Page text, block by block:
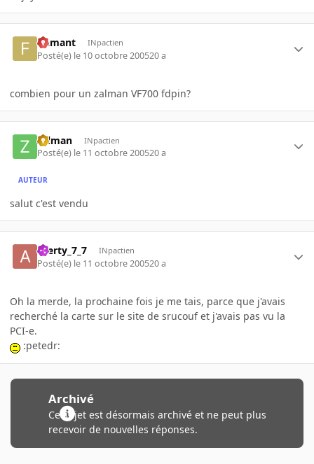
flamant INpactien
Posté(e) le 10 octobre 200520 a
combien pour un zalman VF700 fdpin?
zalman INpactien
Posté(e) le 11 octobre 200520 a
AUTEUR
salut c'est vendu
azerty_7_7 INpactien
Posté(e) le 11 octobre 200520 a
Oh la merde, la prochaine fois je me tais, parce que j'avais
recherché la carte sur le site de srucouf et j'avais pas vu la
PCI-e.
:petedr:
Archivé
Ce sujet est désormais archivé et ne peut plus
recevoir de nouvelles réponses.